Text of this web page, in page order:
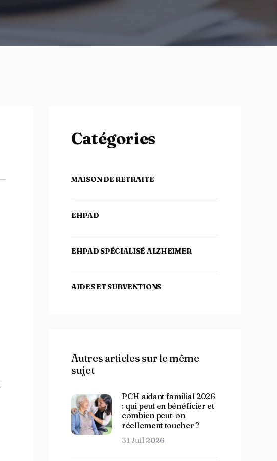
Catégories
MAISON DE RETRAITE
EHPAD
EHPAD SPÉCIALISÉ ALZHEIMER
AIDES ET SUBVENTIONS
Autres articles sur le même
sujet
PCH aidant familial 2026
: qui peut en bénéficier et
combien peut-on
réellement toucher ?
31 Juil 2026